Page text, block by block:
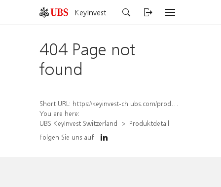
KeyInvest
404 Page not
found
Short URL: https://keyinvest-ch.ubs.com/produkt/detail/index/isin/CH1565647588
You are here:
UBS KeyInvest Switzerland
Produktdetail
Folgen Sie uns auf